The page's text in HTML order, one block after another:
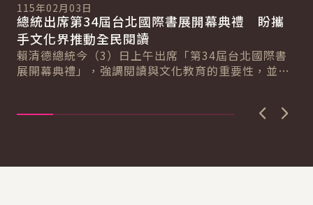
115年02月03日
總統出席第34屆台北國際書展開幕典禮 盼攜
手文化界推動全民閱讀
賴清德總統今（3）日上午出席「第34屆台北國際書
展開幕典禮」，強調閱讀與文化教育的重要性，並肯